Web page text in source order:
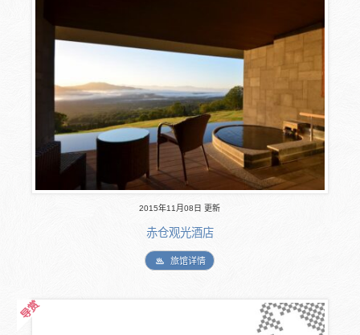
2015年11月08日 更新
赤仓观光酒店
旅馆详情